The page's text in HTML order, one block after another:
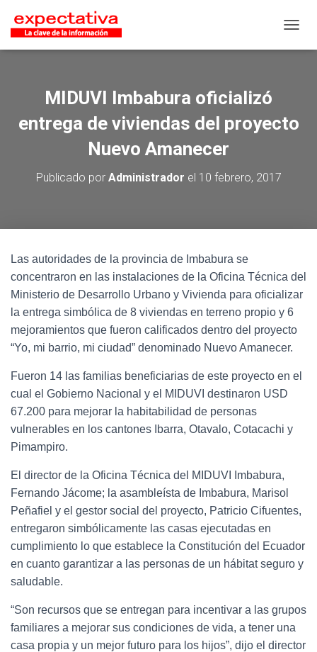
MIDUVI Imbabura oficializó
entrega de viviendas del proyecto
Nuevo Amanecer
Publicado por Administrador el 10 febrero, 2017
Las autoridades de la provincia de Imbabura se
concentraron en las instalaciones de la Oficina Técnica del
Ministerio de Desarrollo Urbano y Vivienda para oficializar
la entrega simbólica de 8 viviendas en terreno propio y 6
mejoramientos que fueron calificados dentro del proyecto
“Yo, mi barrio, mi ciudad” denominado Nuevo Amanecer.
Fueron 14 las familias beneficiarias de este proyecto en el
cual el Gobierno Nacional y el MIDUVI destinaron USD
67.200 para mejorar la habitabilidad de personas
vulnerables en los cantones Ibarra, Otavalo, Cotacachi y
Pimampiro.
El director de la Oficina Técnica del MIDUVI Imbabura,
Fernando Jácome; la asambleísta de Imbabura, Marisol
Peñafiel y el gestor social del proyecto, Patricio Cifuentes,
entregaron simbólicamente las casas ejecutadas en
cumplimiento lo que establece la Constitución del Ecuador
en cuanto garantizar a las personas de un hábitat seguro y
saludable.
“Son recursos que se entregan para incentivar a las grupos
familiares a mejorar sus condiciones de vida, a tener una
casa propia y un mejor futuro para los hijos”, dijo el director